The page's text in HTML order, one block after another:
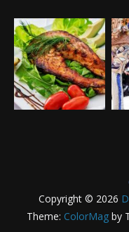
Copyright © 2026
Theme: ColorMag by